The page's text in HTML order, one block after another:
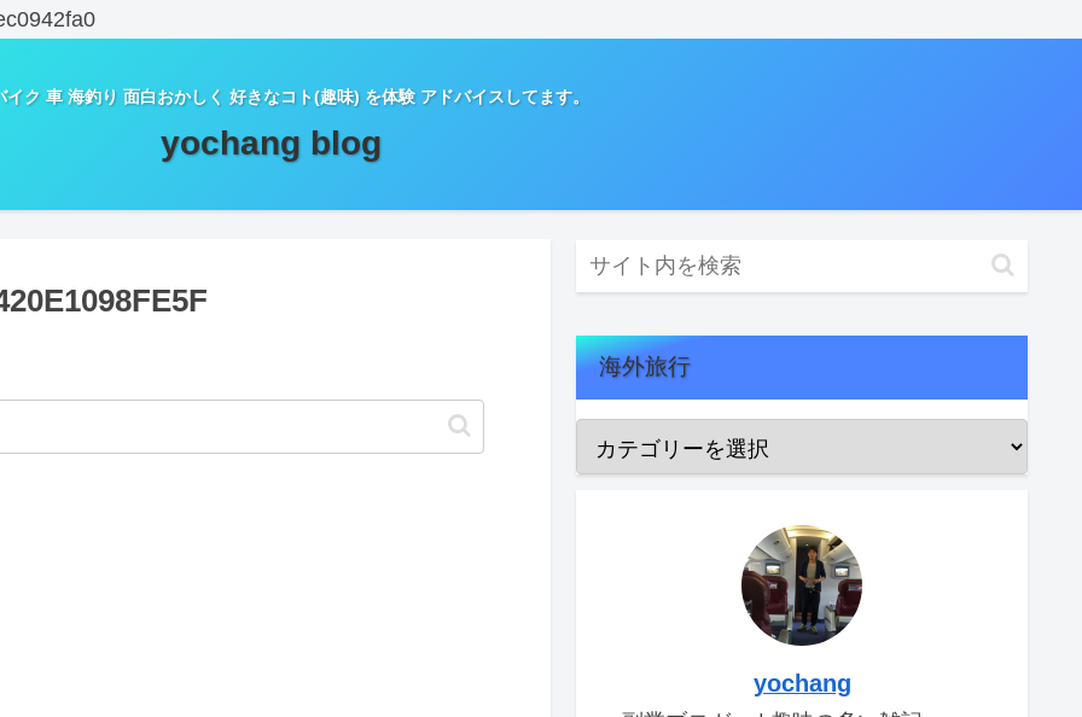
イク 車 海釣り 面白おかしく 好きなコト(趣味) を体験 アドバイスしてます。
yochang blog
海外旅行
yochang